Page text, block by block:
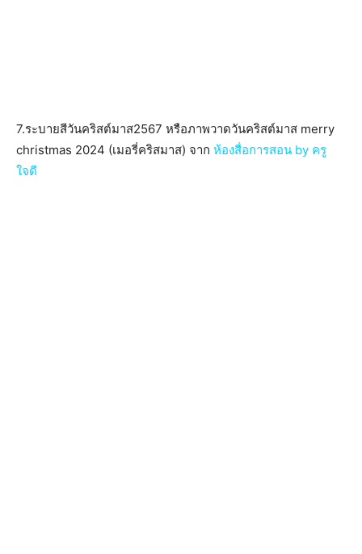
7.ระบายสีวันคริสต์มาส2567 หรือภาพวาดวันคริสต์มาส merry
christmas 2024 (เมอรี่คริสมาส) จาก ห้องสื่อการสอน by ครู
ใจดี